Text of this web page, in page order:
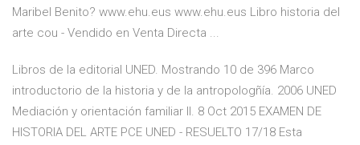
Maribel Benito? www.ehu.eus www.ehu.eus Libro historia del
arte cou - Vendido en Venta Directa ...
Libros de la editorial UNED. Mostrando 10 de 396 Marco
introductorio de la historia y de la antropologñía. 2006 UNED
Mediación y orientación familiar II. 8 Oct 2015 EXAMEN DE
HISTORIA DEL ARTE PCE UNED - RESUELTO 17/18 Esta